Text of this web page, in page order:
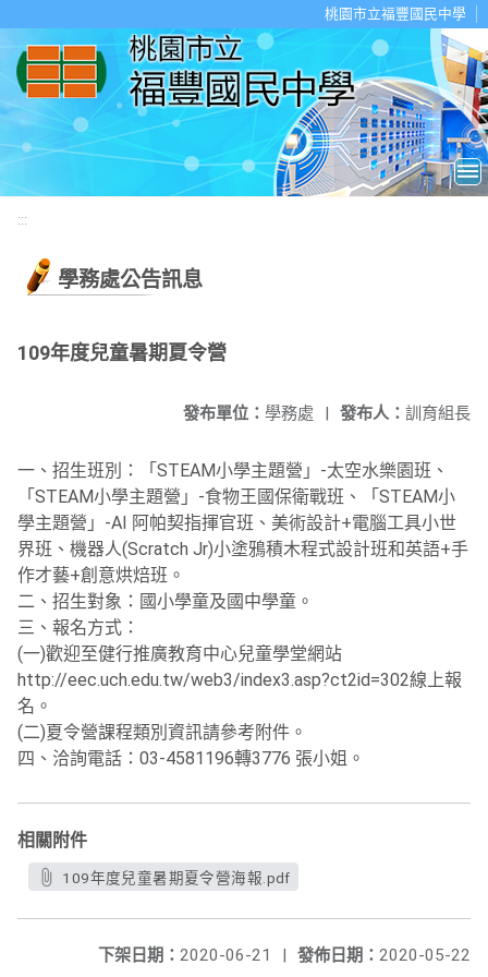
桃園市立福豐國民中學
:::
學務處公告訊息
109年度兒童暑期夏令營
發布人： 訓育組長
發布單位： 學務處 |
一、招生班別：「STEAM小學主題營」-太空水樂園班、
「STEAM小學主題營」-食物王國保衛戰班、「STEAM小
學主題營」-AI 阿帕契指揮官班、美術設計+電腦工具小世
界班、機器人(Scratch Jr)小塗鴉積木程式設計班和英語+手
作才藝+創意烘焙班。
二、招生對象：國小學童及國中學童。
三、報名方式：
(一)歡迎至健行推廣教育中心兒童學堂網站
http://eec.uch.edu.tw/web3/index3.asp?ct2id=302線上報
名。
(二)夏令營課程類別資訊請參考附件。
四、洽詢電話：03-4581196轉3776 張小姐。
相關附件
109年度兒童暑期夏令營海報.pdf
發佈日期： 2020-05-22
下架日期： 2020-06-21 |